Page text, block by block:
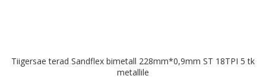
Tiigersae terad Sandflex bimetall 228mm*0,9mm ST 18TPI 5 tk
metallile